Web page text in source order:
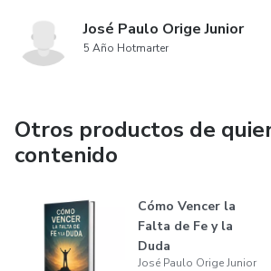
José Paulo Orige Junior
5 Año Hotmarter
Otros productos de
contenido
Cómo Vencer la
Falta de Fe y la
Duda
José Paulo Orige Junior